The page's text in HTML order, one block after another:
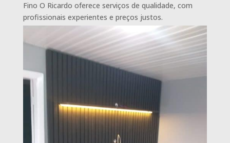
Fino O Ricardo oferece serviços de qualidade, com
profissionais experientes e preços justos.